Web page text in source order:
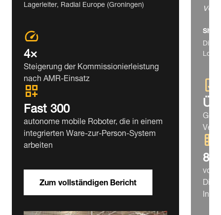
Lagerleiter, Radial Europe (Groningen)
4×
Steigerung der Kommissionierleistung
nach AMR-Einsatz
Fast 300
autonome mobile Roboter, die in einem
integrierten Ware-zur-Person-System
arbeiten
Zum vollständigen Bericht